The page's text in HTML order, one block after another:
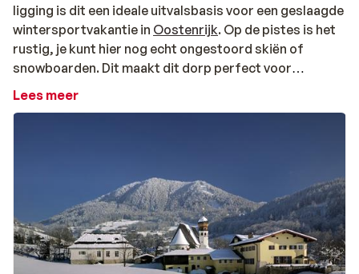
ligging is dit een ideale uitvalsbasis voor een geslaagde
wintersportvakantie in Oostenrijk. Op de pistes is het
rustig, je kunt hier nog echt ongestoord skiën of
snowboarden. Dit maakt dit dorp perfect voor
beginnende skiërs. Je hoeft hier niet bang te zijn voor
Net buiten Oberau is een museum over het werk van
bergboeren en in het Erste Tiroler Holzmuseum wordt
alles over de relatie tussen hout en mensen uitgelegd.
Een onvergetelijke ervaring is het nachtskiën. ’s Avonds
laat skiën op een verlichte piste. Ook vind je, weliswaar
Lees meer